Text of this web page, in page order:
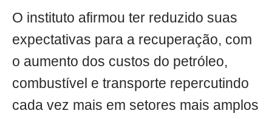
O instituto afirmou ter reduzido suas
expectativas para a recuperação, com
o aumento dos custos do petróleo,
combustível e transporte repercutindo
cada vez mais em setores mais amplos